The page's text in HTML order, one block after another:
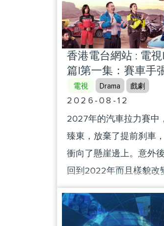
healthcare, sports, and
of Nansha. After his
descendants have
and ideals, carrying
Dream” he envisioned.
include: Ian Fok Chun
Fok Tsun Ting (Sons of
Tung) Kenneth Fok Kai
Henry Fok Ying Tung)
Manager of Nansha
Association of Hong
香港電台網站 : 電
篇|第一集：賽車手
電視 Drama 戲劇
2026-08-12
2027年的汽車拉力賽中
臻東，放棄了提前刹車
衝向了懸崖邊上。意外
回到2022年而且樣貌改
想起了2022年車隊剛建
車翻了，自己的腿也骨
持車隊早就把房子賣掉